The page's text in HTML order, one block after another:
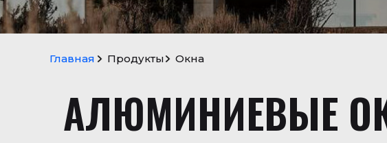
Продукты
Главная Окна
АЛЮМИНИЕВЫЕ